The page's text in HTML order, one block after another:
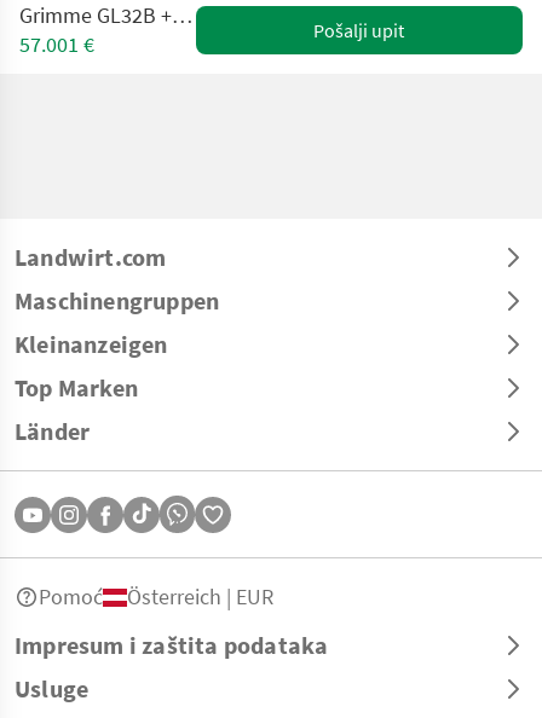
Grimme GL32B + GF200+TS420
57.001 €
Pošalji upit
Landwirt.com
Maschinengruppen
Kleinanzeigen
Top Marken
Länder
Impresum i zaštita podataka
Usluge
Pomoć Österreich | EUR